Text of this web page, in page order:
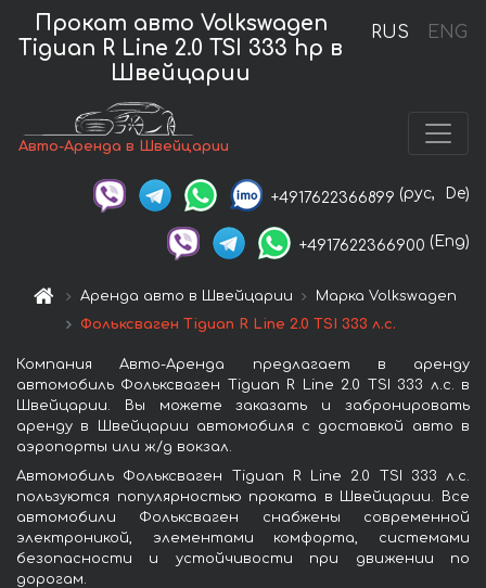
RUS ENG
Прокат авто Volkswagen
Tiguan R Line 2.0 TSI 333 hp в
Швейцарии
Авто-Аренда в Швейцарии
+4917622366899 (рус, De)
+4917622366900 (Eng)
Аренда авто в Швейцарии
Марка Volkswagen
Фольксваген Tiguan R Line 2.0 TSI 333 л.с.
Компания Авто-Аренда предлагает в аренду
автомобиль Фольксваген Tiguan R Line 2.0 TSI 333 л.с. в
Швейцарии. Вы можете заказать и забронировать
аренду в Швейцарии автомобиля с доставкой авто в
аэропорты или ж/д вокзал.
Автомобиль Фольксваген Tiguan R Line 2.0 TSI 333 л.с.
пользуются популярностью проката в Швейцарии. Все
автомобили Фольксваген снабжены современной
электроникой, элементами комфорта, системами
безопасности и устойчивости при движении по
дорогам.